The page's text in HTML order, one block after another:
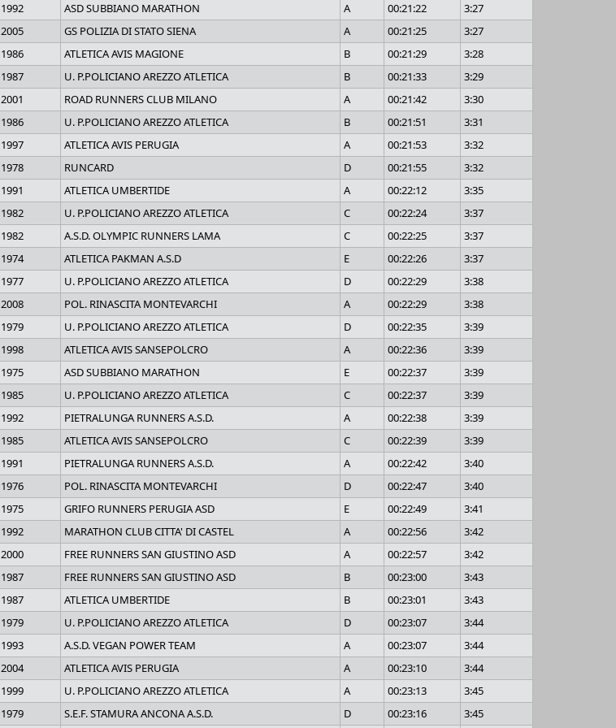
1992 ASD SUBBIANO MARATHON A 00:21:22
3:27
2005 GS POLIZIA DI STATO SIENA A 00:21:25
3:27
1986 ATLETICA AVIS MAGIONE B 00:21:29
3:28
1987 U. P.POLICIANO AREZZO ATLETICA B 00:21:33
3:29
2001 ROAD RUNNERS CLUB MILANO A 00:21:42
3:30
1986 U. P.POLICIANO AREZZO ATLETICA B 00:21:51
3:31
1997 ATLETICA AVIS PERUGIA A 00:21:53
3:32
1978 RUNCARD D 00:21:55
3:32
1991 ATLETICA UMBERTIDE A 00:22:12
3:35
1982 U. P.POLICIANO AREZZO ATLETICA C 00:22:24
3:37
1982 A.S.D. OLYMPIC RUNNERS LAMA C 00:22:25
3:37
1974 ATLETICA PAKMAN A.S.D E 00:22:26
3:37
1977 U. P.POLICIANO AREZZO ATLETICA D 00:22:29
3:38
2008 POL. RINASCITA MONTEVARCHI A 00:22:29
3:38
1979 U. P.POLICIANO AREZZO ATLETICA D 00:22:35
3:39
1998 ATLETICA AVIS SANSEPOLCRO A 00:22:36
3:39
1975 ASD SUBBIANO MARATHON E 00:22:37
3:39
1985 U. P.POLICIANO AREZZO ATLETICA C 00:22:37
3:39
1992 PIETRALUNGA RUNNERS A.S.D. A 00:22:38
3:39
1985 ATLETICA AVIS SANSEPOLCRO C 00:22:39
3:39
1991 PIETRALUNGA RUNNERS A.S.D. A 00:22:42
3:40
1976 POL. RINASCITA MONTEVARCHI D 00:22:47
3:40
1975 GRIFO RUNNERS PERUGIA ASD E 00:22:49
3:41
1992 MARATHON CLUB CITTA' DI CASTEL A 00:22:56
3:42
2000 FREE RUNNERS SAN GIUSTINO ASD A 00:22:57
3:42
1987 FREE RUNNERS SAN GIUSTINO ASD B 00:23:00
3:43
1987 ATLETICA UMBERTIDE B 00:23:01
3:43
1979 U. P.POLICIANO AREZZO ATLETICA D 00:23:07
3:44
1993 A.S.D. VEGAN POWER TEAM A 00:23:07
3:44
2004 ATLETICA AVIS PERUGIA A 00:23:10
3:44
1999 U. P.POLICIANO AREZZO ATLETICA A 00:23:13
3:45
1979 S.E.F. STAMURA ANCONA A.S.D. D 00:23:16
3:45